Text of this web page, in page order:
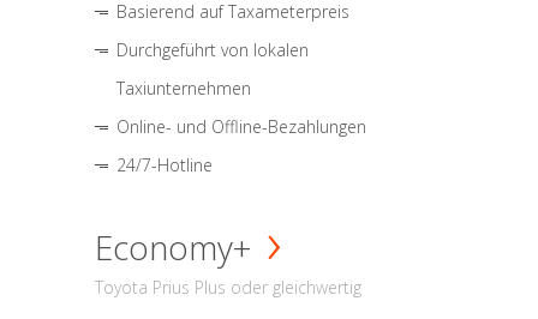
Basierend auf Taxameterpreis
Durchgeführt von lokalen
Taxiunternehmen
Online- und Offline-Bezahlungen
24/7-Hotline
Economy+
Toyota Prius Plus oder gleichwertig